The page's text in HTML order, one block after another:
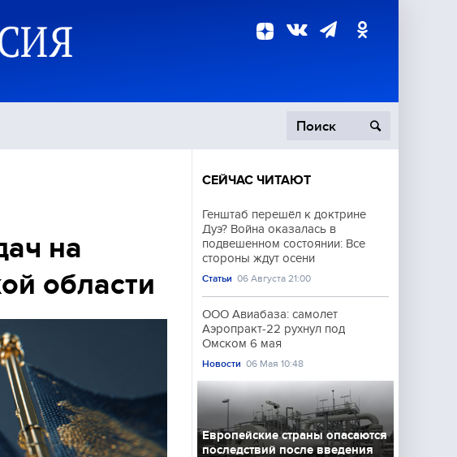
Происшествия
на
области
СЕЙЧАС ЧИТАЮТ
Генштаб перешёл к доктрине
Дуэ? Война оказалась в
подвешенном состоянии: Все
стороны ждут осени
Статьи 06 Августа 21:00
ООО Авиабаза: самолет
Аэропракт-22 рухнул под
Омском 6 мая
Новости 06 Мая 10:48
Европейские страны опасаются
последствий после введения